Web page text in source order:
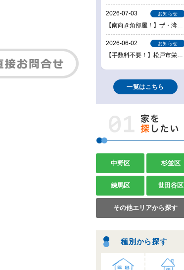
一覧はこちら
中野区 杉並区
練馬区 世田谷区
その他エリアから探す
種別から探す